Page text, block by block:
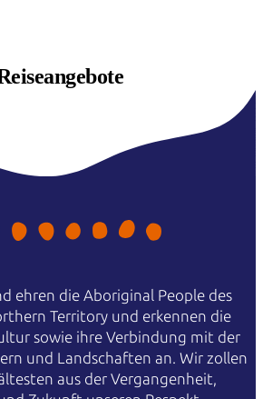
ehren die Aboriginal People des
Territory und erkennen die
sowie ihre Verbindung mit der
und Landschaften an. Wir zollen
aus der Vergangenheit,